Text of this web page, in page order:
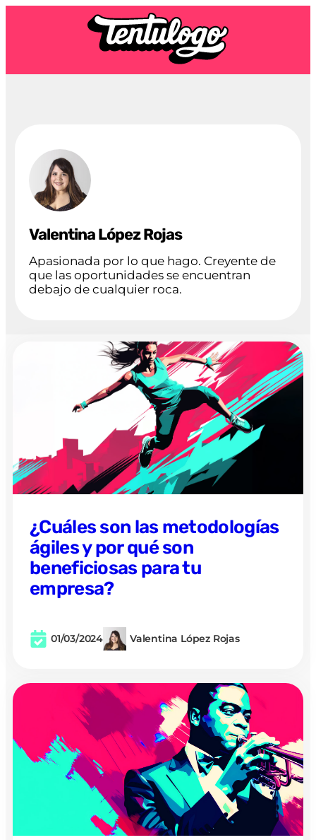
Valentina López Rojas
Apasionada por lo que hago. Creyente de
que las oportunidades se encuentran
debajo de cualquier roca.
¿Cuáles son las metodologías
ágiles y por qué son
beneficiosas para tu
empresa?
01/03/2024 Valentina López Rojas